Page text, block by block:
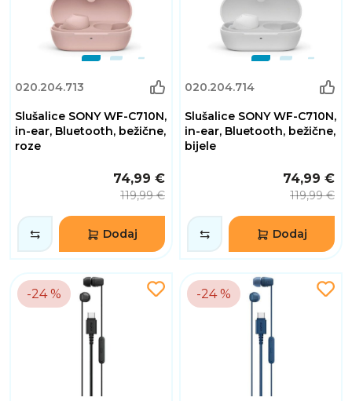
020.204.713
Slušalice SONY WF-C710N,
in-ear, Bluetooth, bežične,
roze
74,99 €
119,99 €
Dodaj
020.204.714
Slušalice SONY WF-C710N,
in-ear, Bluetooth, bežične,
bijele
74,99 €
119,99 €
Dodaj
-24 % -24 %